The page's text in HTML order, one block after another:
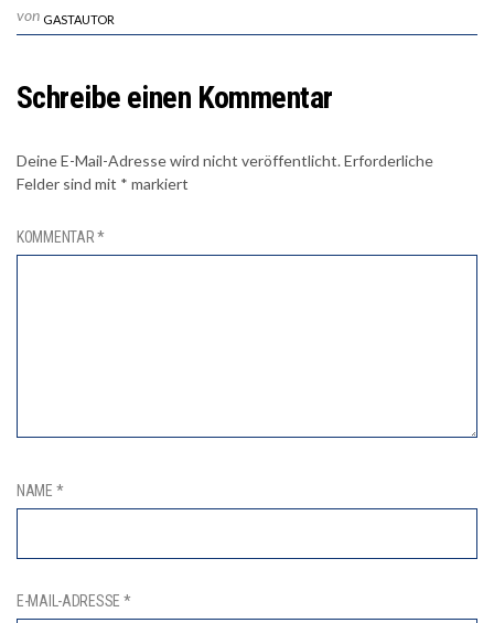
von GASTAUTOR
Schreibe einen Kommentar
Deine E-Mail-Adresse wird nicht veröffentlicht.Erforderliche
Felder sind mit * markiert
KOMMENTAR*
NAME *
E-MAIL-ADRESSE *